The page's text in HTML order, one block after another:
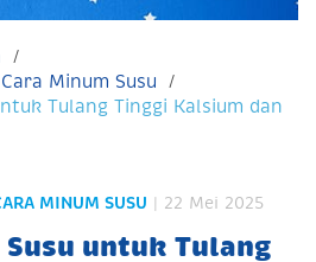
Minum Susu
Tulang Tinggi Kalsium dan
MINUM SUSU | 22 Mei 2025
Susu untuk Tulang